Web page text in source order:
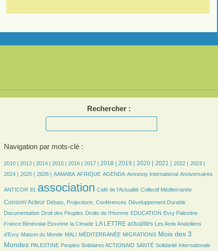
Rechercher :
Navigation par mots-clé :
7/2460
2010 |
7/24602013 |
198/2460 2014 |
373/2460 2015 |
451/2460 2016 |
503/2460 2017 |
694/2460 2018 |
709/2460 2019 |
599/2460 2020 |
699/2460 2021 |
470/2460 2022 |
489/2460 2023 |
489/2460
2024 |
461/2460
2025 |
409/2460 2026 |
75/2460 AAMABA
219/2460 AFRIQUE
480/2460 AGENDA
8/2460 Amnesty International
29/2460 Anniversaires
21/2460
ANTICOR 91 association Café de l’Actualité Collectif Méditerranée
Consom’Acteur
149/2460 Débats, Projections, Conférences
152/2460 Développement Durable
61/2460
Documentation
30/2460 Droit des Peuples
180/2460 Droits de l’Homme
32/2460 EDUCATION
7/2460 Evry Palestine
74/2460
France Bénévolat Essonne
22/2460 la Cimade
805/2460 LA LETTRE actualités
29/2460
Les Amis Anatoliens
d’Evry
85/2460Maison du Monde
21/2460 MALI
7/2460 MÉDITERRANÉE
134/2460 MIGRATIONS
979/2460
Mois des 3
Mondes
101/2460PALESTINE
102/2460 Peuples Solidaires ACTIONAID
101/2460 SANTÉ
252/2460 Solidarité Internationale